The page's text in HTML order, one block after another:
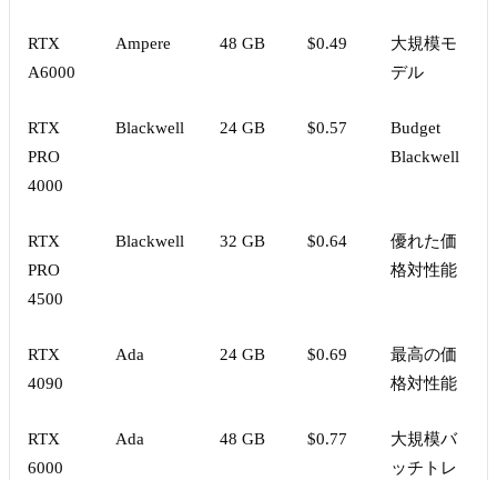
RTX
A6000
Ampere 48 GB $0.49
大規模モ
デル
RTX
PRO
4000
Blackwell 24 GB $0.57
Budget
Blackwell
RTX
PRO
4500
Blackwell 32 GB $0.64
優れた価
格対性能
RTX
4090
Ada 24 GB $0.69
最高の価
格対性能
RTX
6000
Ada 48 GB $0.77
大規模バ
ッチトレ